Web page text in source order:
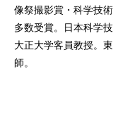
像祭撮影賞・科学技
多数受賞。日本科学
大正大学客員教授。
師。